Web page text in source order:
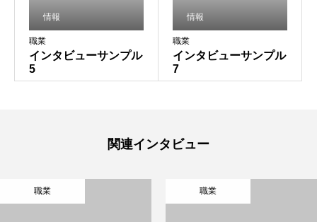
職業
インタビューサンプル
5
情報
職業
インタビューサンプル
7
情報
関連インタビュー
職業 職業